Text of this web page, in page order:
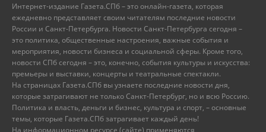
Интернет-издание Газета.СПб – это онлайн-газета, которая
ежедневно представляет своим читателям последние новости
России и Санкт-Петербурга. Новости Санкт-Петербурга сегодня –
это политика, общественные настроения, важные события и
мероприятия, новости бизнеса и социальной сферы. Кроме того,
новости СПб сегодня – это, конечно, события культуры и искусства:
премьеры и выставки, концерты и театральные спектакли.
На страницах Газета.СПб вы узнаете последние новости дня,
которые затрагивают не только Санкт-Петербург, но и всю Россию.
Политика и власть, деньги и бизнес, культура и спорт, – основные
темы, которые Газета.СПб затрагивает каждый день!
На информационном ресурсе (сайте) применяются